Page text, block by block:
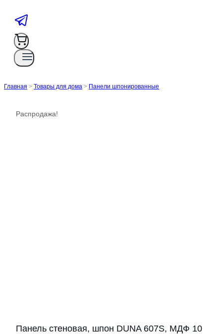
Главная > Товары для дома > Панели шпонированные
Распродажа!
Панель стеновая, шпон DUNA 607S, МДФ 10